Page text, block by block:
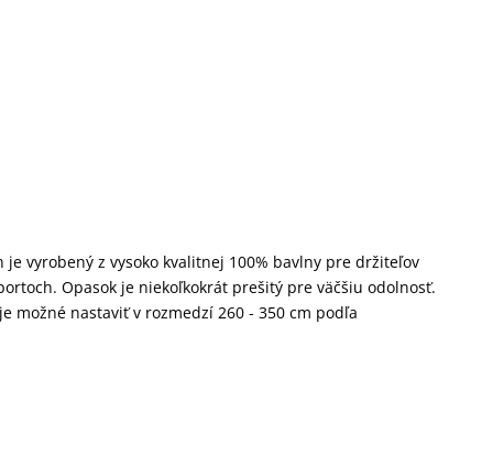
je vyrobený z vysoko kvalitnej 100% bavlny pre držiteľov
Opasok je niekoľkokrát prešitý pre väčšiu odolnosť.
možné nastaviť v rozmedzí 260 - 350 cm podľa